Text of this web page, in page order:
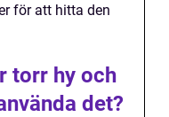
för att hitta den
torr hy och
det?